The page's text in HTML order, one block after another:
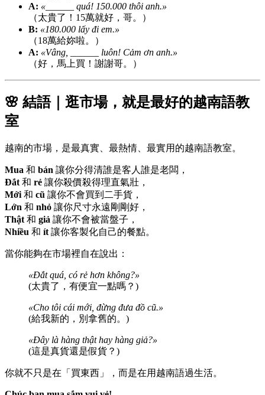
A: «______ quá! 150.000 thôi anh.»
（太貴了！15萬就好，哥。）
B: «180.000 lấy đi em.»
（18萬給妳啦。）
A: «Vâng, ______ luôn! Cảm ơn anh.»
（好，馬上買！謝謝哥。）
🌸 結語｜逛市場，就是最好的越南語教
室
越南的市場，是最真實、最熱情、最實用的越南語教室。
Mua 和 bán 讓你分得清誰是客人誰是老闆，
Đắt 和 rẻ 讓你殺價殺得理直氣壯，
Mới 和 cũ 讓你不會買到二手貨，
Lớn 和 nhỏ 讓你尺寸永遠剛剛好，
Thật 和 giả 讓你不會被當盤子，
Nhiều 和 ít 讓你客製化自己的餐點。
當你能夠在市場裡自在說出：
«Đắt quá, có rẻ hơn không?»
(太貴了，有便宜一點嗎？)
«Cho tôi cái mới, đừng đưa đồ cũ.»
(給我新的，別拿舊的。)
«Đây là hàng thật hay hàng giả?»
(這是真貨還是假貨？)
你就不只是在「買東西」，而是在用越南語過生活。